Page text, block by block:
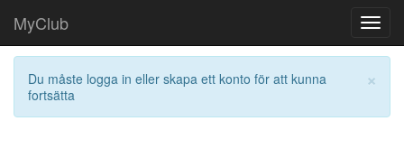
MyClub
×
Du måste logga in eller skapa ett konto för att kunna
fortsätta